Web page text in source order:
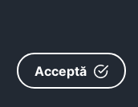
Acceptă